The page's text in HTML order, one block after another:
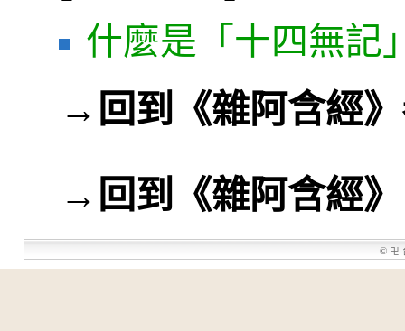
什麼是「十四無記
→ 回到《雜阿含經
→ 回到《雜阿含經》
© 卍